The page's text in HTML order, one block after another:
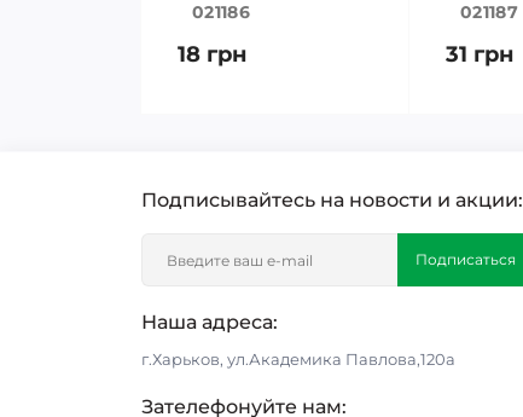
021186
18 грн
021187
31 грн
Подписывайтесь на новости и акции:
Подписаться
Наша адреса:
г.Харьков, ул.Академика Павлова,120а
Зателефонуйте нам: